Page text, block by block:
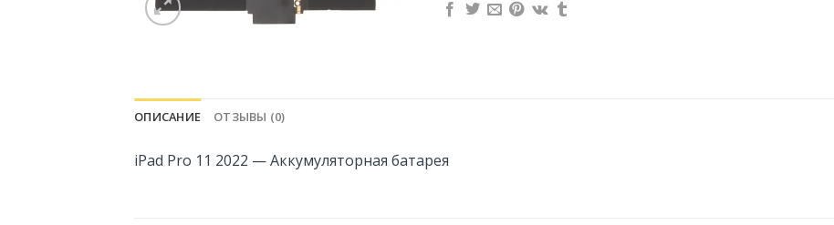
ОПИСАНИЕ ОТЗЫВЫ (0)
iPad Pro 11 2022 — Аккумуляторная батарея